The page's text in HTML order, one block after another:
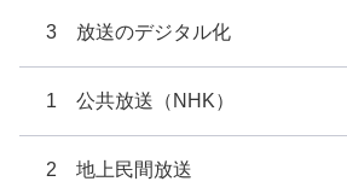
3 放送のデジタル化
1 公共放送（NHK）
2 地上民間放送